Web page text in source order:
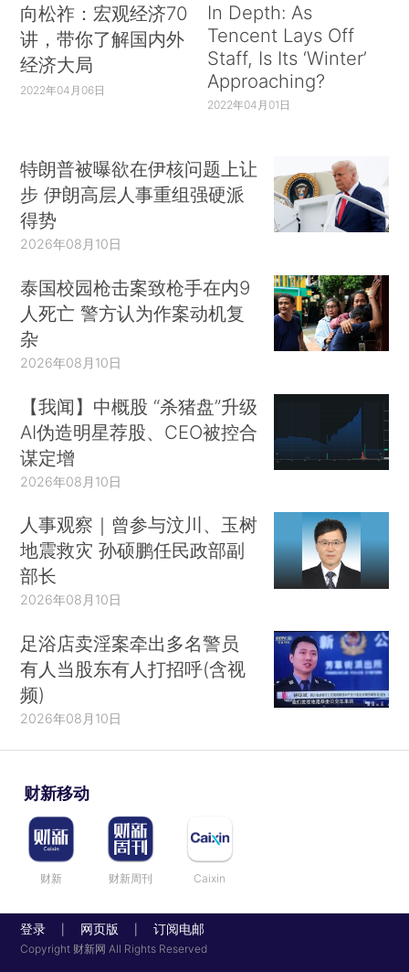
向松祚：宏观经济70
讲，带你了解国内外
经济大局
2022年04月06日
In Depth: As
Tencent Lays Off
Staff, Is Its ‘Winter’
Approaching?
2022年04月01日
特朗普被曝欲在伊核问题上让
步 伊朗高层人事重组强硬派
得势
2026年08月10日
泰国校园枪击案致枪手在内9
人死亡 警方认为作案动机复
杂
2026年08月10日
【我闻】中概股 “杀猪盘”升级
AI伪造明星荐股、CEO被控合
谋定增
2026年08月10日
人事观察｜曾参与汶川、玉树
地震救灾 孙硕鹏任民政部副
部长
2026年08月10日
足浴店卖淫案牵出多名警员
有人当股东有人打招呼(含视
频)
2026年08月10日
财新移动
财新 财新周刊 Caixin
登录 网页版 订阅电邮
Copyright 财新网 All Rights Reserved